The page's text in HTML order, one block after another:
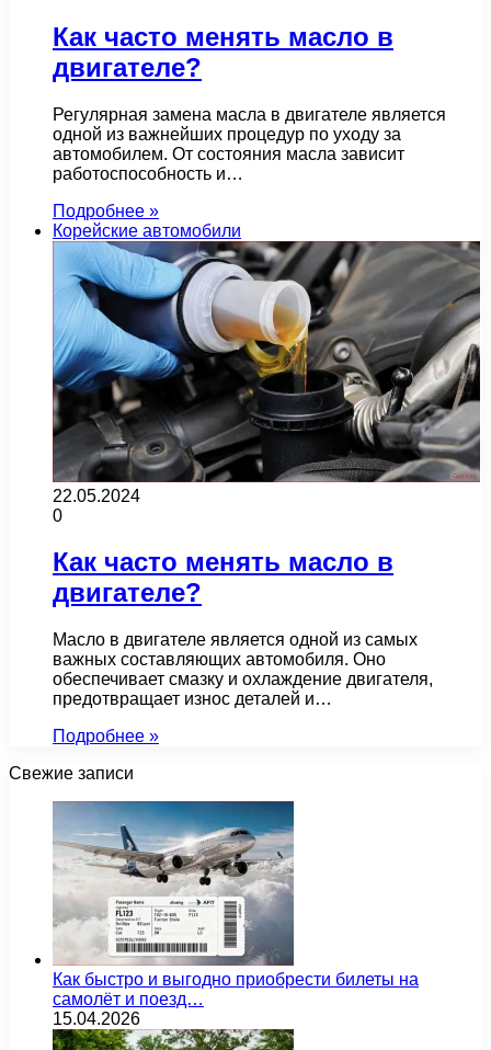
Как часто менять масло в
двигателе?
Регулярная замена масла в двигателе является
одной из важнейших процедур по уходу за
автомобилем. От состояния масла зависит
работоспособность и…
Подробнее »
Корейские автомобили
22.05.2024
0
Как часто менять масло в
двигателе?
Масло в двигателе является одной из самых
важных составляющих автомобиля. Оно
обеспечивает смазку и охлаждение двигателя,
предотвращает износ деталей и…
Подробнее »
Свежие записи
Как быстро и выгодно приобрести билеты на
самолёт и поезд…
15.04.2026